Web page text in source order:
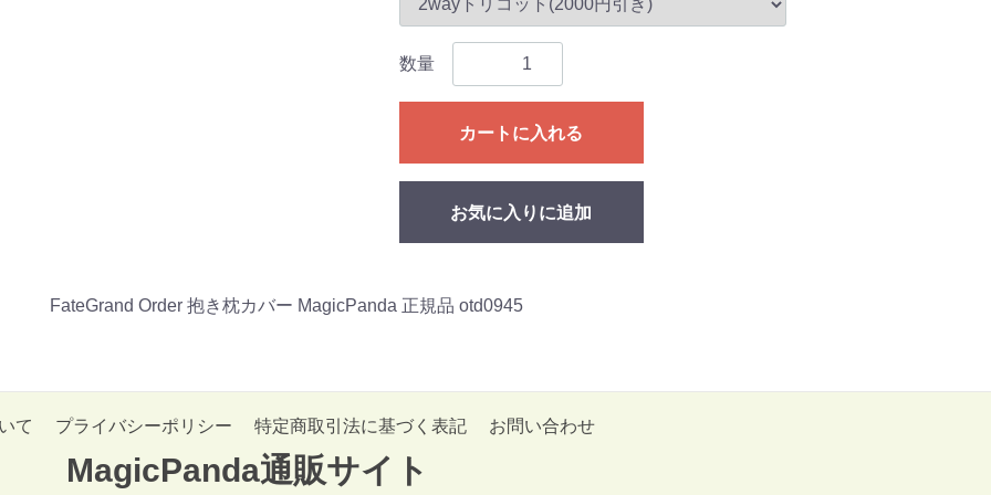
数量
カートに入れる
お気に入りに追加
FateGrand Order 抱き枕カバー MagicPanda 正規品 otd0945
て プライバシーポリシー 特定商取引法に基づく表記 お問い合わせ
MagicPanda通販サイト